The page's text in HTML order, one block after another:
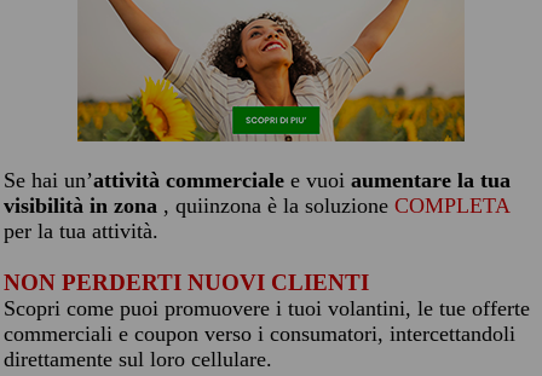
Se hai un’attività commerciale e vuoi aumentare la tua
visibilità in zona , quiinzona è la soluzione COMPLETA
per la tua attività.
NON PERDERTI NUOVI CLIENTI
Scopri come puoi promuovere i tuoi volantini, le tue offerte
commerciali e coupon verso i consumatori, intercettandoli
direttamente sul loro cellulare.